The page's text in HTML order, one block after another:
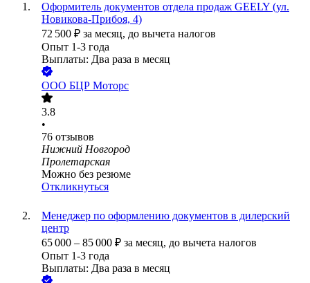
Оформитель документов отдела продаж GEELY (ул.
Новикова-Прибоя, 4)
72 500 ₽ за месяц, до вычета налогов
Опыт 1-3 года
Выплаты: Два раза в месяц
ООО БЦР Моторс
3.8
•
76 отзывов
Нижний Новгород
Пролетарская
Можно без резюме
Откликнуться
Менеджер по оформлению документов в дилерский
центр
65 000 – 85 000 ₽ за месяц, до вычета налогов
Опыт 1-3 года
Выплаты: Два раза в месяц